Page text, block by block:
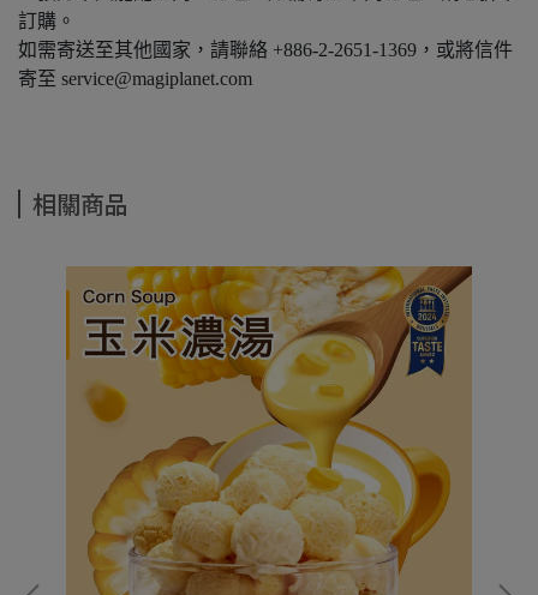
訂購。
如需寄送至其他國家，請聯絡 +886-2-2651-1369，或將信件
寄至 service@magiplanet.com
相關商品